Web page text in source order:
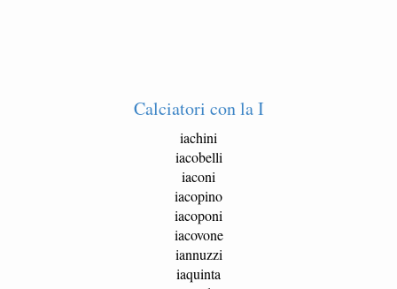
Calciatori con la I
iachini
iacobelli
iaconi
iacopino
iacoponi
iacovone
iannuzzi
iaquinta